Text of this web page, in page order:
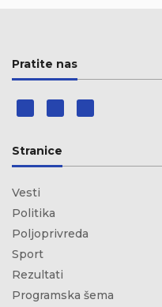
Pratite nas
Stranice
Vesti
Politika
Poljoprivreda
Sport
Rezultati
Programska šema